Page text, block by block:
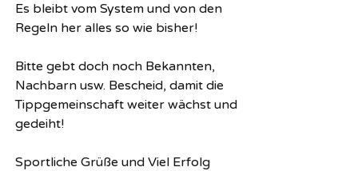
Es bleibt vom System und von den
Regeln her alles so wie bisher!
Bitte gebt doch noch Bekannten,
Nachbarn usw. Bescheid, damit die
Tippgemeinschaft weiter wächst und
gedeiht!
Sportliche Grüße und Viel Erfolg